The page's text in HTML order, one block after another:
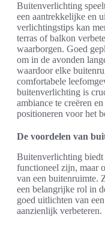
Buitenverlichting
een aantrekkelijke en
verlichtingstips kan
terras of balkon
waarborgen. Goed
om in de avonden
waardoor elke
comfortabele
buitenverlichting is
ambiance te creëren
positioneren voor het
De voordelen van
Buitenverlichting biedt
functioneel zijn, maar
van een buitenruimte.
een belangrijke rol in
goed uitlichten van
aanzienlijk verbeteren.